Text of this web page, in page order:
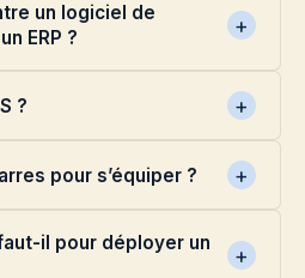
un logiciel de
ERP ?
?
pour s’équiper ?
il pour déployer un